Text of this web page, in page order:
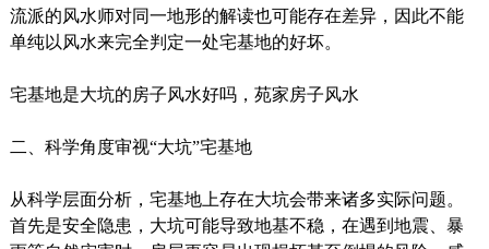
流派的风水师对同一地形的解读也可能存在差异，因此不能
单纯以风水来完全判定一处宅基地的好坏。
宅基地是大坑的房子风水好吗，苑家房子风水
二、科学角度审视“大坑”宅基地
从科学层面分析，宅基地上存在大坑会带来诸多实际问题。
首先是安全隐患，大坑可能导致地基不稳，在遇到地震、暴